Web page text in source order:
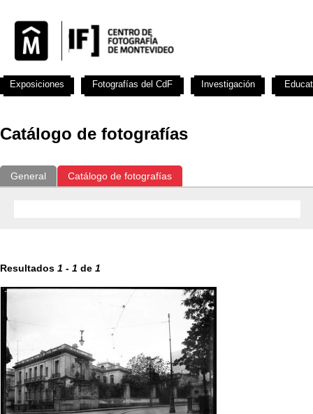
Catálogo de fotografías
General Catálogo de fotografías
Resultados 1 - 1 de 1
Exposiciones Fotografías del CdF Investigación